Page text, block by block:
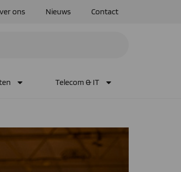
ons Nieuws Contact
Telecom & IT